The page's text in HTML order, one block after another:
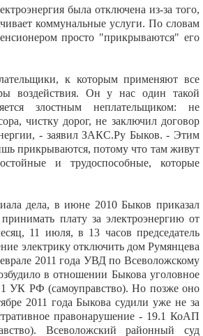
была отключена из-за того,
коммунальные услуги. По словам
просто "прикрываются" его
к которым применяют все
воздействия. Он у нас один такой
злостным неплательщиком: не
чистку дорог, не заключил договор
- заявил ЗАКС.Ру Быков. - Этим
прикрываются, потому что там живут
и трудоспособные, которые
дела, в июне 2010 Быков приказал
принимать плату за электроэнергию от
11 июля, в 13 часов председатель
электрику отключить дом Румянцева
2011 года УВД по Всеволожскому
в отношении Быкова уголовное
1 УК РФ (самоуправство). Но позже оно
2011 года Быкова судили уже не за
правонарушение - 19.1 КоАП
Всеволожский районный суд